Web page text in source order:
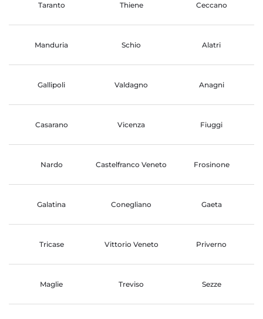
Taranto Thiene Ceccano
Manduria Schio Alatri
Gallipoli Valdagno Anagni
Casarano Vicenza Fiuggi
Nardo Castelfranco Veneto Frosinone
Galatina Conegliano Gaeta
Tricase Vittorio Veneto Priverno
Maglie Treviso Sezze